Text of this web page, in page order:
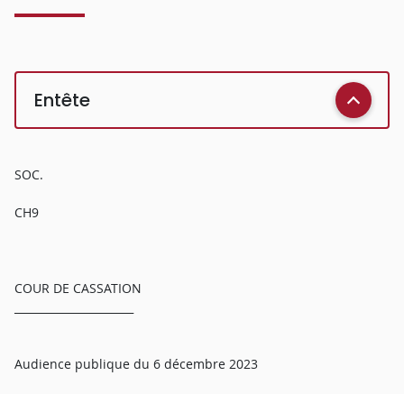
Entête
SOC.
CH9
COUR DE CASSATION
Audience publique du 6 décembre 2023